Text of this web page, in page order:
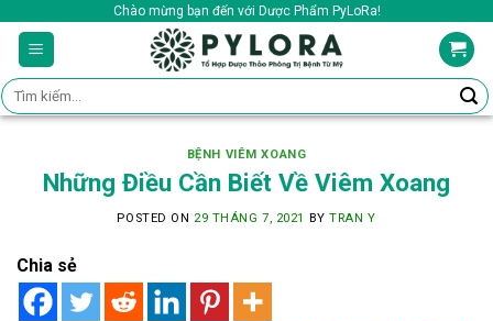
content
Chào mừng bạn đến với Dược Phẩm PyLoRa!
Tìm
kiếm:
BỆNH VIÊM XOANG
Những Điều Cần Biết Về Viêm Xoang
POSTED ON 29 THÁNG 7, 2021 BYTRAN Y
Chia sẻ